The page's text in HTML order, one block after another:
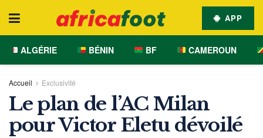
APP
ALGÉRIE BÉNIN BF CAMEROUN
Accueil Exclusivité
Le plan de l’AC Milan
pour Victor Eletu dévoilé